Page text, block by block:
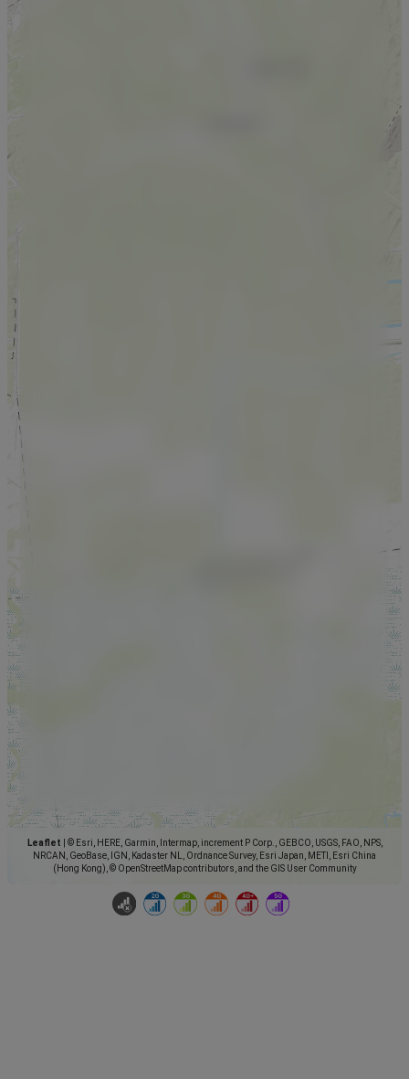
Leaflet
© Esri, HERE, Garmin, Intermap, increment P Corp., GEBCO, USGS, FAO, NPS,
NRCAN, GeoBase, IGN, Kadaster NL, Ordnance Survey, Esri Japan, METI, Esri China
(Hong Kong), © OpenStreetMap contributors, and the GIS User Community